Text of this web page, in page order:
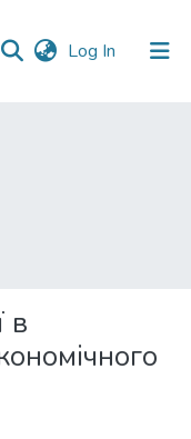
Log In (current)
в